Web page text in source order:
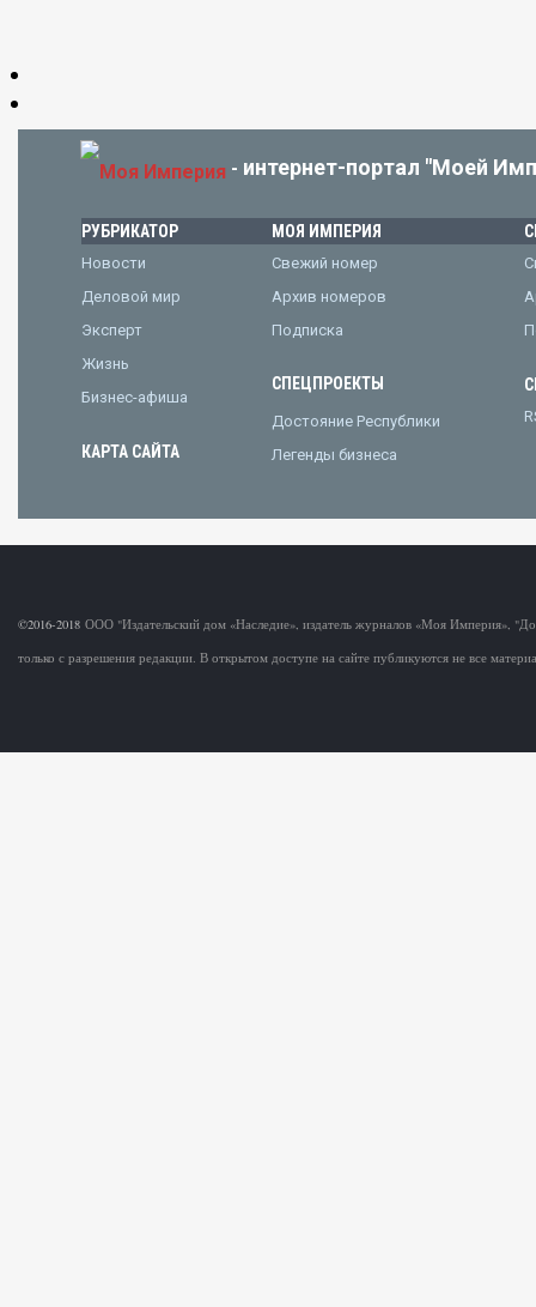
- интернет-портал "Моей
РУБРИКАТОР
Новости
Деловой мир
Эксперт
Жизнь
Бизнес-афиша
КАРТА САЙТА
МОЯ ИМПЕРИЯ
Свежий номер
Архив номеров
Подписка
СПЕЦПРОЕКТЫ
Достояние Республики
Легенды бизнеса
©2016-2018 ООО "Издательский дом «Наследие», издатель журналов «Моя Империя»,
только с разрешения редакции. В открытом доступе на сайте публикуются не все